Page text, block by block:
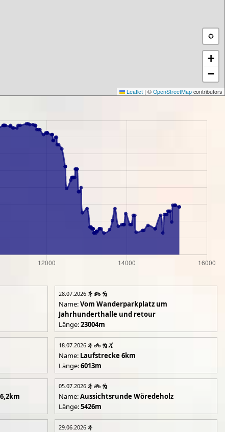
+
−
Leaflet | © OpenStreetMap contributors
28.07.2026
Name:Vom Wanderparkplatz um
Jahrhunderthalle und retour
Länge:23004m
18.07.2026
Name: Laufstrecke 6km
Länge:6013m
05.07.2026
Name:Aussichtsrunde Wöredeholz
Länge:5426m
29.06.2026